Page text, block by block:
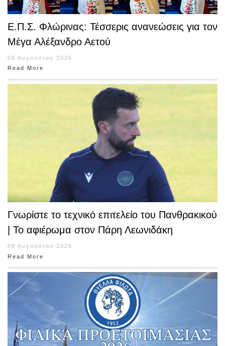
Ε.Π.Σ. Φλώρινας: Τέσσερις ανανεώσεις για τον
Μέγα Αλέξανδρο Αετού
08 Αυγούστου 2026
Read More
Γνωρίστε το τεχνικό επιτελείο του Πανθρακικού
| Το αφιέρωμα στον Πάρη Λεωνιδάκη
08 Αυγούστου 2026
Read More